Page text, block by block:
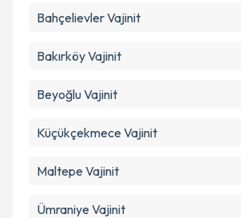
BahçelievlerVajinit
BakırköyVajinit
BeyoğluVajinit
Küçükçekmece Vajinit
Maltepe Vajinit
Ümraniye Vajinit